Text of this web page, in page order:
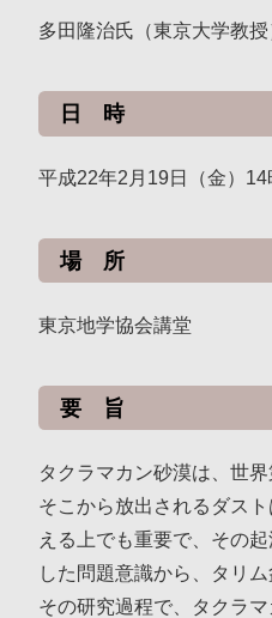
多田隆治氏（東京大学教授
日 時
平成22年2月19日（金）14
場 所
東京地学協会講堂
要 旨
タクラマカン砂漠は、世
そこから放出されるダス
える上でも重要で、その
した問題意識から、タリ
その研究過程で、タクラ